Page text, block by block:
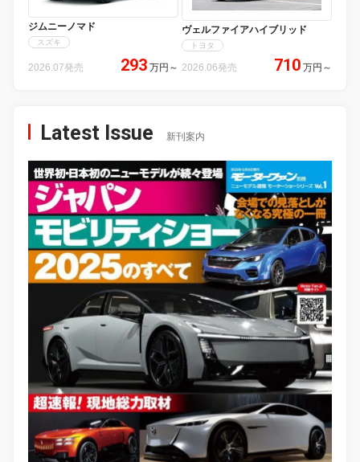
ジムニーノマド
スズキ
2026.07発売 293 万円 ～
ヴェルファイアハイブリッド
トヨタ
2026.06発売 710 万円 ～
Latest Issue 新刊案内